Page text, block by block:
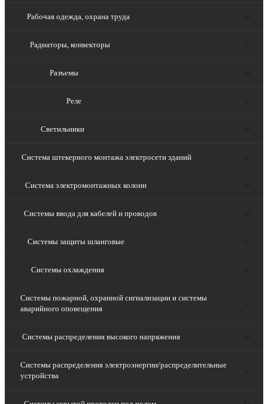
Рабочая одежда, охрана труда
Радиаторы, конвекторы
Разъемы
Реле
Светильники
Система штекерного монтажа электросети зданий
Система электромонтажных колонн
Системы ввода для кабелей и проводов
Системы защиты шланговые
Системы охлаждения
Системы пожарной, охранной сигнализации и системы
аварийного оповещения
Системы распределения высокого напряжения
Системы распределения электроэнергии/распределительные
устройства